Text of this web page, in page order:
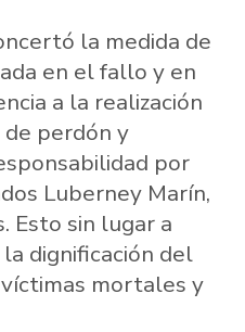
la medida de
en el fallo y en
a la realización
perdón y
por
Luberney Marín,
Esto sin lugar a
dignificación del
mortales y